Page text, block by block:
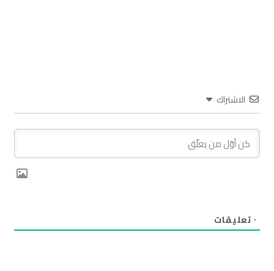
الاشتراك
٠ تعليقات